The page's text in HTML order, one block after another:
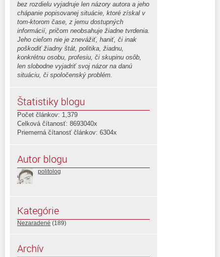
bez rozdielu vyjadruje len názory autora a jeho
chápanie popisovanej situácie, ktoré získal v
tom-ktorom čase, z jemu dostupných
informácií, pričom neobsahuje žiadne tvrdenia.
Jeho cieľom nie je znevážiť, haniť, či inak
poškodiť žiadny štát, politika, žiadnu,
konkrétnu osobu, profesiu, či skupinu osôb,
len slobodne vyjadriť svoj názor na danú
situáciu, či spoločenský problém.
Štatistiky blogu
Počet článkov: 1,379
Celková čítanosť: 8693040x
Priemerná čítanosť článkov: 6304x
Autor blogu
politolog
Kategórie
Nezaradené (189)
Archív